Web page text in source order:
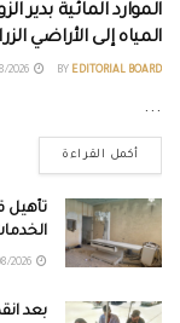
الموارد المائية
المياه إلى الأراضي
BY EDITORIAL BOARD
...
أكمل القراءة
تأهيل